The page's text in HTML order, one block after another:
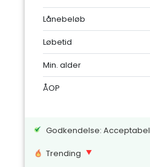
Lånebeløb
Løbetid
Min. alder
ÅOP
Godkendelse: Acceptabel
Trending